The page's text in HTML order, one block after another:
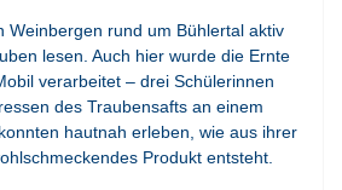
Weinbergen rund um Bühlertal aktiv
lesen. Auch hier wurde die Ernte
verarbeitet – drei Schülerinnen
des Traubensafts an einem
hautnah erleben, wie aus ihrer
Produkt entsteht.